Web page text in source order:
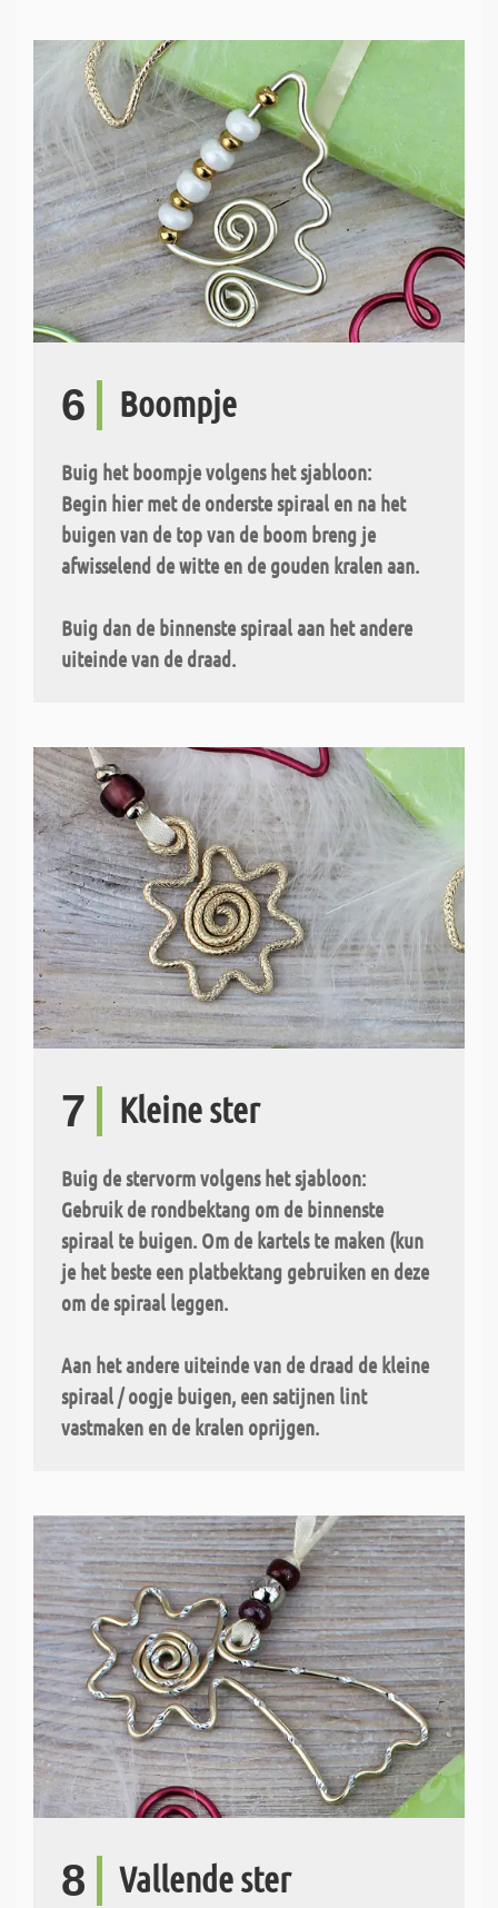
6 Boompje
Buig het boompje volgens het sjabloon:
Begin hier met de onderste spiraal en na het
buigen van de top van de boom breng je
afwisselend de witte en de gouden kralen aan.
Buig dan de binnenste spiraal aan het andere
uiteinde van de draad.
7 Kleine ster
Buig de stervorm volgens het sjabloon:
Gebruik de rondbektang om de binnenste
spiraal te buigen. Om de kartels te maken (kun
je het beste een platbektang gebruiken en deze
om de spiraal leggen.
Aan het andere uiteinde van de draad de kleine
spiraal / oogje buigen, een satijnen lint
vastmaken en de kralen oprijgen.
8 Vallende ster